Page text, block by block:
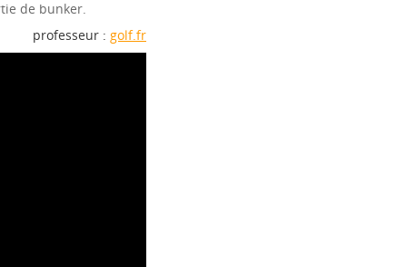
de bunker.
professeur : golf.fr